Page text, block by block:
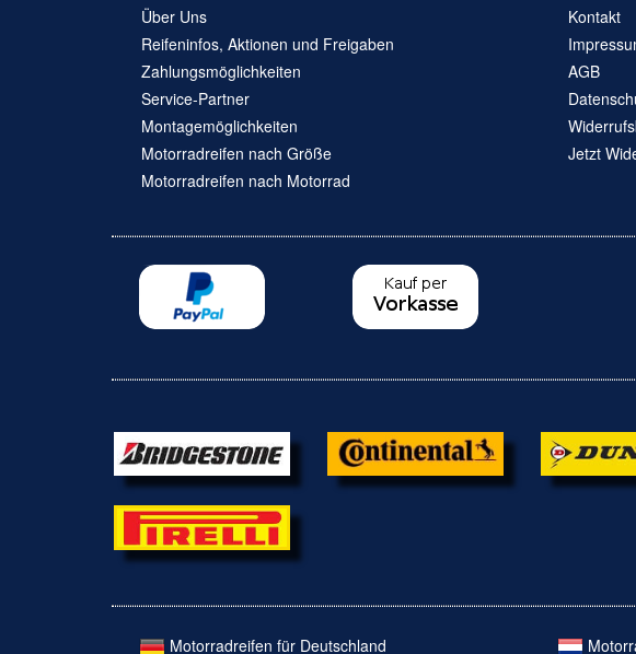
Über Uns
Reifeninfos, Aktionen und Freigaben
Zahlungsmöglichkeiten
Service-Partner
Montagemöglichkeiten
Motorradreifen nach Größe
Motorradreifen nach Motorrad
Kontakt
AGB
Jetzt
Motorradreifen für Deutschland